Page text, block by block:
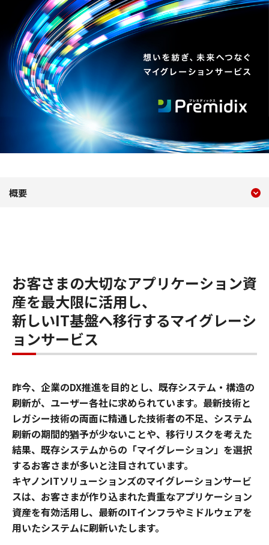
マイグレーションサービ
概要​
お客さまの大切なアプリケーション資
産を最大限に活用し、
新しいIT基盤へ移行するマイグレーシ
ョンサービス
昨今、企業のDX推進を目的とし、既存システム・構造の
刷新が、ユーザー各社に求められています。最新技術と
レガシー技術の両面に精通した技術者の不足、システム
刷新の期間的猶予が少ないことや、移行リスクを考えた
結果、既存システムからの「マイグレーション」を選択
するお客さまが多いと注目されています。
キヤノンITソリューションズのマイグレーションサービ
スは、お客さまが作り込まれた貴重なアプリケーション
資産を有効活用し、最新のITインフラやミドルウェアを
用いたシステムに刷新いたします。